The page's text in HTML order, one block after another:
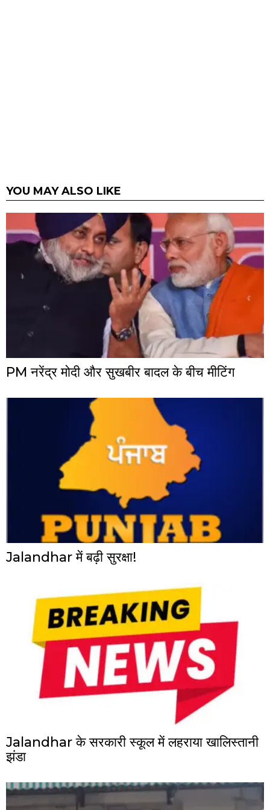
YOU MAY ALSO LIKE
PM नरेंद्र मोदी और सुखबीर बादल के बीच मीटिंग
Jalandhar में बढ़ी सुरक्षा!
Jalandhar के सरकारी स्कूल में लहराया खालिस्तानी
झंडा